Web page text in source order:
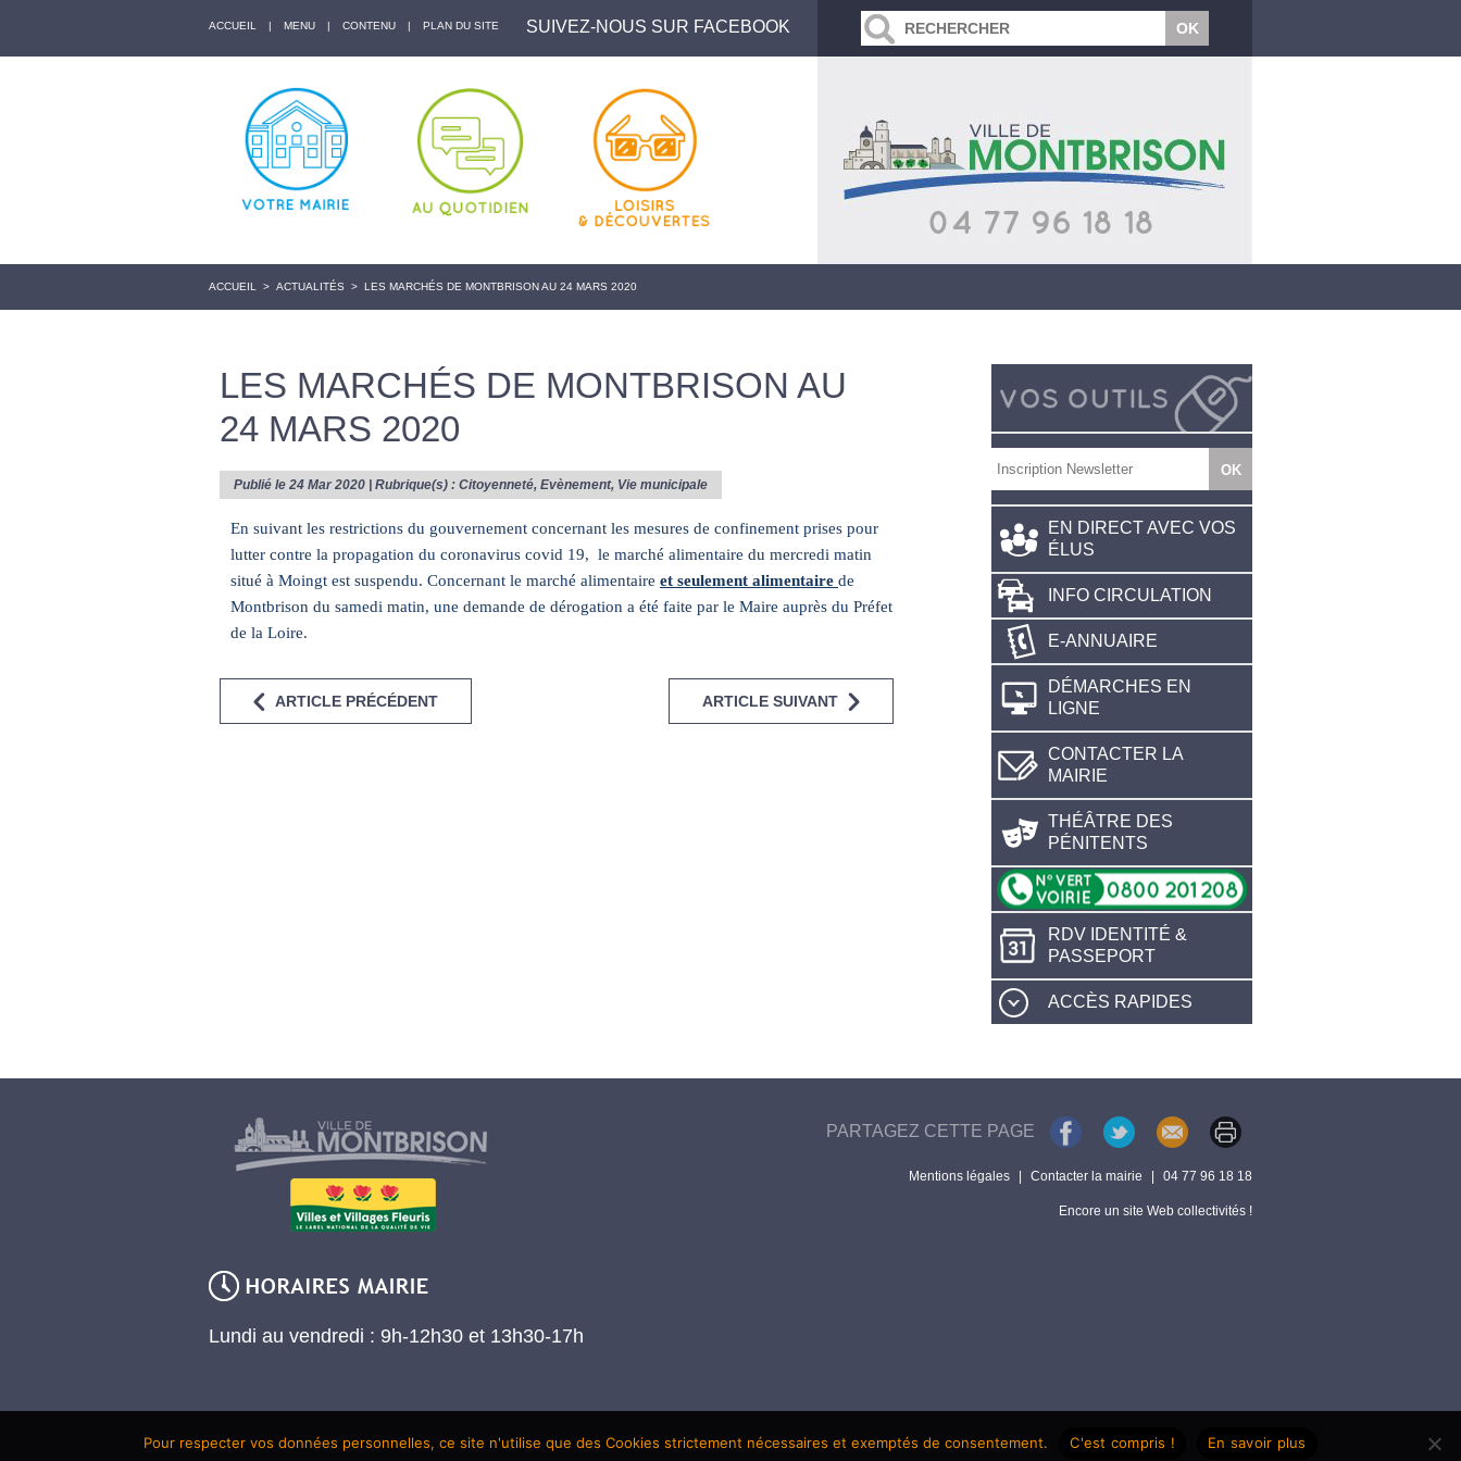
ACCUEIL | MENU | CONTENU | PLAN DU SITE SUIVEZ-NOUS SUR FACEBOOK
ACCUEIL > ACTUALITÉS > LES MARCHÉS DE MONTBRISON AU 24 MARS 2020
LES MARCHÉS DE MONTBRISON AU
24 MARS 2020
Publié le 24 Mar 2020 | Rubrique(s) : Citoyenneté, Evènement, Vie municipale
En suivant les restrictions du gouvernement concernant les mesures de confinement prises pour
lutter contre la propagation du coronavirus covid 19, le marché alimentaire du mercredi matin
situé à Moingt est suspendu. Concernant le marché alimentaire et seulement alimentaire de
Montbrison du samedi matin, une demande de dérogation a été faite par le Maire auprès du Préfet
de la Loire.
ARTICLE PRÉCÉDENT ARTICLE SUIVANT
EN DIRECT AVEC VOS
ÉLUS
INFO CIRCULATION
E-ANNUAIRE
DÉMARCHES EN
LIGNE
CONTACTER LA
MAIRIE
THÉÂTRE DES
PÉNITENTS
RDV IDENTITÉ &
PASSEPORT
ACCÈS RAPIDES
Lundi au vendredi : 9h-12h30 et 13h30-17h
PARTAGEZ CETTE PAGE
Mentions légales Contacter la mairie 04 77 96 18 18
Encore un site Web collectivités !
Pour respecter vos données personnelles, ce site n'utilise que des Cookies strictement nécessaires et exemptés de consentement. C'est compris ! En savoir plus